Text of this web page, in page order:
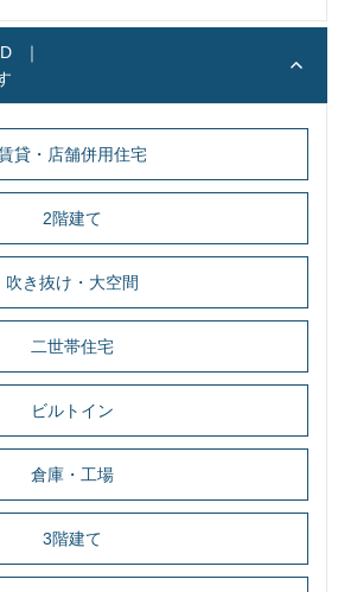
｜
貸・店舗併用住宅
2階建て
吹き抜け・大空間
二世帯住宅
ビルトイン
倉庫・工場
3階建て